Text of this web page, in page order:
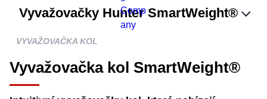
Vyvažovačky Hunter SmartWeight®
Žádost o cenovou nabídku zdarma
VYVAŽOVAČKA KOL
Vyvažovačka kol SmartWeight®